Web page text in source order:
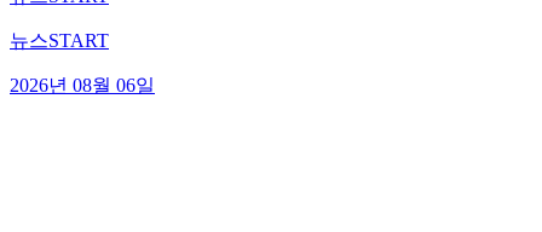
뉴스START
2026년 08월 06일